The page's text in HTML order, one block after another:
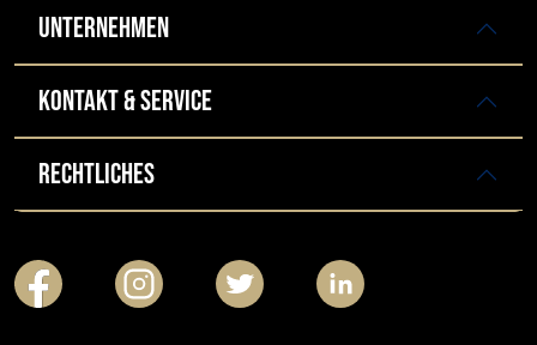
UNTERNEHMEN
KONTAKT & SERVICE
RECHTLICHES